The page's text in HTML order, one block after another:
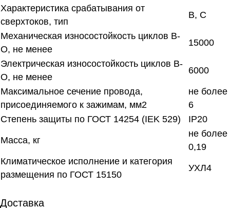
Характеристика срабатывания от
сверхтоков, тип
В, С
Механическая износостойкость циклов В-
О, не менее
15000
Электрическая износостойкость циклов В-
О, не менее
6000
Максимальное сечение провода,
присоединяемого к зажимам, мм2
не более
6
Степень защиты по ГОСТ 14254 (IEK 529)
IP20
Масса, кг
не более
0,19
Климатическое исполнение и категория
размещения по ГОСТ 15150
УХЛ4
Доставка